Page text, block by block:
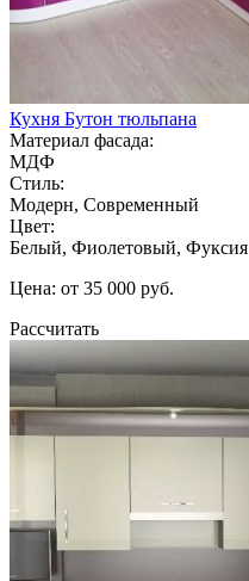
Кухня Бутон тюльпана
Материал фасада:
МДФ
Стиль:
Модерн, Современный
Цвет:
Белый, Фиолетовый, Фуксия
Цена: от 35 000 руб.
Рассчитать